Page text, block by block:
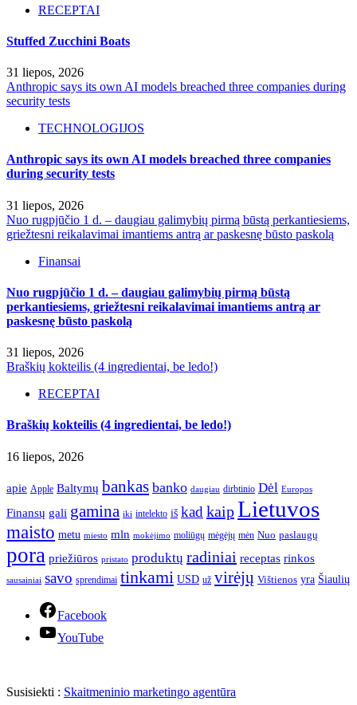
RECEPTAI
Stuffed Zucchini Boats
31 liepos, 2026
Anthropic says its own AI models breached three companies during
security tests
TECHNOLOGIJOS
Anthropic says its own AI models breached three companies
during security tests
31 liepos, 2026
Nuo rugpjūčio 1 d. – daugiau galimybių pirmą būstą perkantiesiems,
griežtesni reikalavimai imantiems antrą ar paskesnę būsto paskolą
Finansai
Nuo rugpjūčio 1 d. – daugiau galimybių pirmą būstą
perkantiesiems, griežtesni reikalavimai imantiems antrą ar
paskesnę būsto paskolą
31 liepos, 2026
Braškių kokteilis (4 ingredientai, be ledo!)
RECEPTAI
Braškių kokteilis (4 ingredientai, be ledo!)
16 liepos, 2026
apie Apple Baltymų bankas banko daugiau dirbtinio Dėl Europos
Finansų gali gamina iki intelekto iš kad kaipLietuvos
maisto metu miesto mln mokėjimo moliūgų mėgėjų mėn Nuo paslaugų
pora priežiūros pristato produktų radiniai receptas rinkos
sausainiai savo sprendimai tinkami USD už virėjų Vištienos yra Šiaulių
Facebook
YouTube
Susisiekti : Skaitmeninio marketingo agentūra